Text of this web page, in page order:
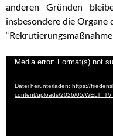
anderen Gründen
insbesondere die
Video-
Media error: Format(s) not
Datei herunterladen: https://
content/uploads/2026/05/